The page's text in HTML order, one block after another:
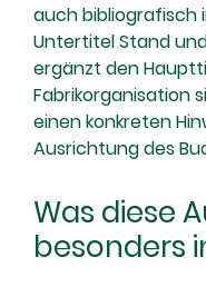
auch bibliografisch
Untertitel Stand
ergänzt den
Fabrikorganisation
einen konkreten
Ausrichtung des
Was diese
besonders